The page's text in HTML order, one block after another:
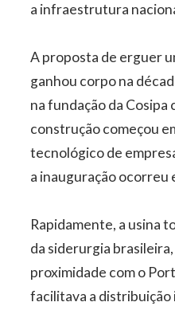
a infraestrutura
A proposta de erguer
ganhou corpo na
na fundação da Cosipa
construção começou
tecnológico de
a inauguração ocorreu
Rapidamente, a usina
da siderurgia
proximidade com o
facilitava a distribuição